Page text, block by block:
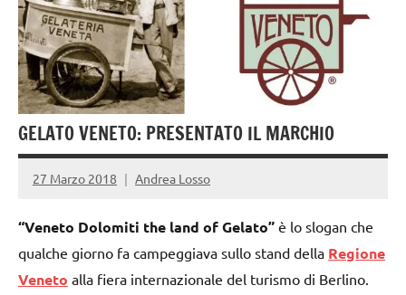
GELATO VENETO: PRESENTATO IL MARCHIO
27 Marzo 2018 Andrea Losso
“Veneto Dolomiti the land of Gelato” è lo slogan che
qualche giorno fa campeggiava sullo stand della Regione
Veneto alla fiera internazionale del turismo di Berlino.